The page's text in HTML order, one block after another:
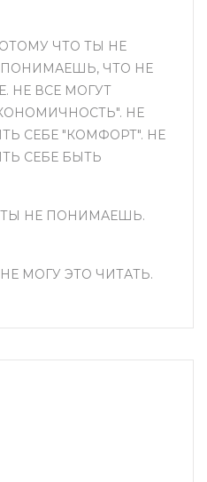
ЧТО ТЫ НЕ
ЧТО НЕ
НЕ ВСЕ МОГУТ
НЕ
СЕБЕ "КОМФОРТ". НЕ
СЕБЕ БЫТЬ
НЕ ПОНИМАЕШЬ.
МОГУ ЭТО ЧИТАТЬ.